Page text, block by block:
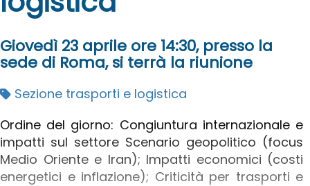
Giovedì 23 aprile ore 14:30, presso la
sede di Roma, si terrà la riunione
Sezione trasporti e logistica
Ordine del giorno: Congiuntura internazionale e
impatti sul settore Scenario geopolitico (focus
Medio Oriente e Iran); Impatti economici (costi
energetici e inflazione); Criticità per trasporti e